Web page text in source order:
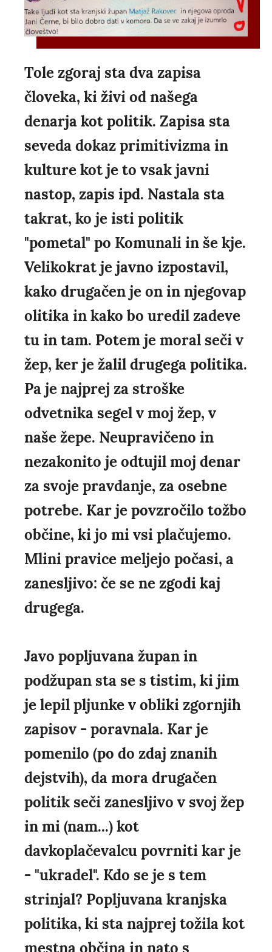
Tole zgoraj sta dva zapisa
človeka, ki živi od našega
denarja kot politik. Zapisa sta
seveda dokaz primitivizma in
kulture kot je to vsak javni
nastop, zapis ipd. Nastala sta
takrat, ko je isti politik
"pometal" po Komunali in še kje.
Velikokrat je javno izpostavil,
kako drugačen je on in njegovap
olitika in kako bo uredil zadeve
tu in tam. Potem je moral seči v
žep, ker je žalil drugega politika.
Pa je najprej za stroške
odvetnika segel v moj žep, v
naše žepe. Neupravičeno in
nezakonito je odtujil moj denar
za svoje pravdanje, za osebne
potrebe. Kar je povzročilo tožbo
občine, ki jo mi vsi plačujemo.
Mlini pravice meljejo počasi, a
zanesljivo: če se ne zgodi kaj
drugega.
Javo popljuvana župan in
podžupan sta se s tistim, ki jim
je lepil pljunke v obliki zgornjih
zapisov - poravnala. Kar je
pomenilo (po do zdaj znanih
dejstvih), da mora drugačen
politik seči zanesljivo v svoj žep
in mi (nam...) kot
davkoplačevalcu povrniti kar je
- "ukradel". Kdo se je s tem
strinjal? Popljuvana kranjska
politika, ki sta najprej tožila kot
mestna občina in nato s